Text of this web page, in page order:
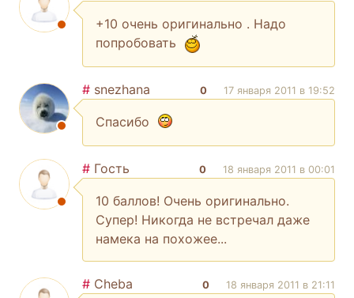
+10 очень оригинально . Надо
попробовать
# snezhana 0 17 января 2011 в 19:52
Спасибо
# Гость 0 18 января 2011 в 00:01
10 баллов! Очень оригинально.
Супер! Никогда не встречал даже
намека на похожее...
# Cheba 0 18 января 2011 в 21:11